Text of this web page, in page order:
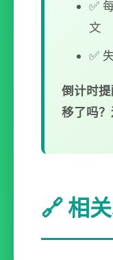
✅
文
✅
倒计时
移了吗？
🔗 相